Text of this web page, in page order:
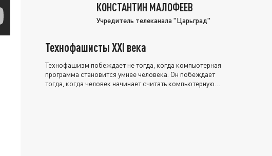
КОНСТАНТИН МАЛОФЕЕВ
Учредитель телеканала "Царьград"
Технофашисты XXI века
Технофашизм побеждает не тогда, когда компьютерная
программа становится умнее человека. Он побеждает
тогда, когда человек начинает считать компьютерную